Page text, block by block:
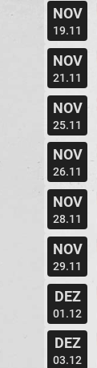
NOV
19.11
NOV
21.11
NOV
25.11
NOV
26.11
NOV
28.11
NOV
29.11
DEZ
01.12
DEZ
03.12